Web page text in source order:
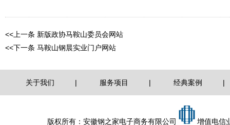
<<上一条 新版政协马鞍山委员会网站
<<下一条 马鞍山钢晨实业门户网站
关于我们 | 服务项目 | 经典案例 |
版权所有：安徽钢之家电子商务有限公司 增值电信